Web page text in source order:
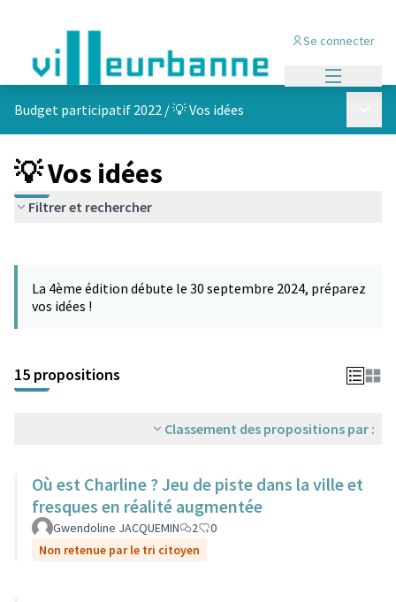
Se connecter
Budget participatif 2022 /💡 Vos idées
💡 Vos idées
Filtrer et rechercher
−
La 4ème édition débute le 30 septembre 2024, préparez
vos idées !
15 propositions
Classement des propositions par :
Où est Charline ? Jeu de piste dans la ville et
fresques en réalité augmentée
Gwendoline JACQUEMIN 2
0
Non retenue par le tri citoyen